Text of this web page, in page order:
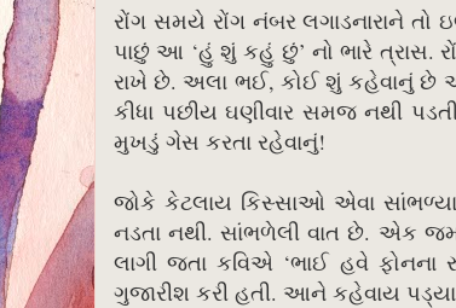
રોંગ સમયે રોંગ નંબર લગાડનારાને
પાછું આ ‘હું શું કહું છું’ નો ભારે ત્રાસ.
રાખે છે. અલા ભઈ, કોઈ શું કહેવાનું છે
કીધા પછીય ઘણીવાર સમજ નથી
મુખડું ગેસ કરતા રહેવાનું!
જોકે કેટલાય કિસ્સાઓ એવા
નડતા નથી. સાંભળેલી વાત છે. એક
લાગી જતા કવિએ ‘ભાઈ હવે
ગુજારીશ કરી હતી. આને કહેવાય પડ્યા